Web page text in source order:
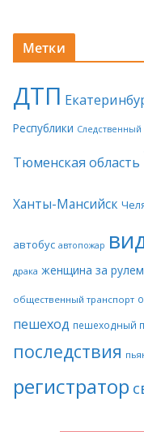
Метки
ДТП
Республики Следственный
Тюменская область
Ханты-Мансийск
автобус автопожар
драка женщина за рулем
общественный транспорт
пешеход пешеходный
последствия
регистратор